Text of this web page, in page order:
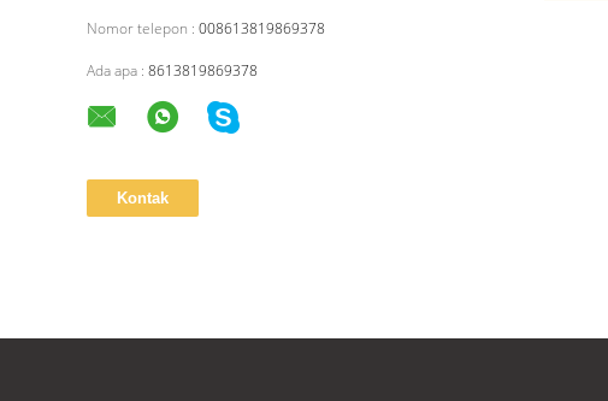
Nomor telepon : 008613819869378
Ada apa : 8613819869378